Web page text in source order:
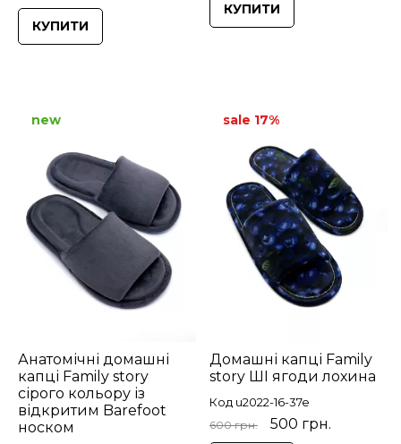
КУПИТИ
КУПИТИ
Анатомічні домашні
капці Family story
сірого кольору із
відкритим Barefoot
носком
new
Домашні капці Family
story ШІ ягоди лохина
Код u2022-16-37e
600 грн. 500 грн.
sale 17%